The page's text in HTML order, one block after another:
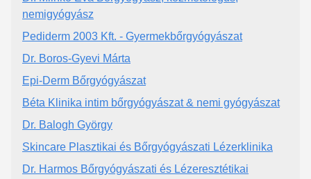
nemigyógyász
Pediderm 2003 Kft. - Gyermekbőrgyógyászat
Dr. Boros-Gyevi Márta
Epi-Derm Bőrgyógyászat
Béta Klinika intim bőrgyógyászat & nemi gyógyászat
Dr. Balogh György
Skincare Plasztikai és Bőrgyógyászati Lézerklinika
Dr. Harmos Bőrgyógyászati és Lézeresztétikai